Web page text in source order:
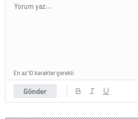
Gönder
En az 10 karakter gerekli